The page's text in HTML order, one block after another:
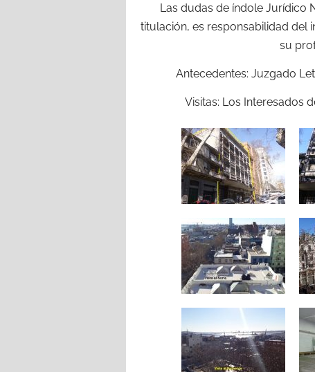
Las dudas de índole Jurídico
titulación, es responsabilidad del
su
Antecedentes: Juzgado
Visitas: Los Interesados